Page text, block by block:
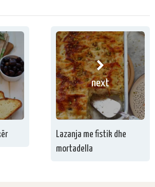
next
Lazanja me fistik dhe
mortadella